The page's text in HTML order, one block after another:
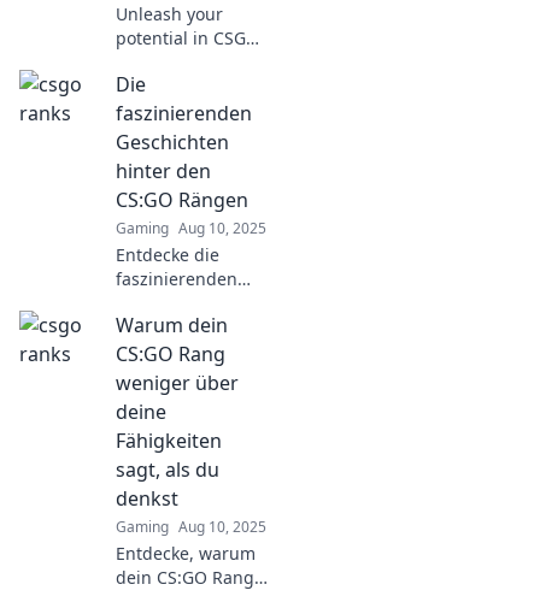
Unleash your
potential in CSGO!
ultimate guide to
ranks and
headshots. Your
journey to
becoming a
legend starts with
one click!
Die
faszinierenden
Geschichten
hinter den
CS:GO Rängen
Gaming Aug 10, 2025
Entdecke die
faszinierenden
den CS:GO Rängen
und erlebe, wie
Spieler zu
Legenden wurden!
Lass dich
inspirieren!
Warum dein
CS:GO Rang
weniger über
deine
Fähigkeiten
sagt, als du
denkst
Gaming Aug 10, 2025
Entdecke, warum
dein CS:GO Rang